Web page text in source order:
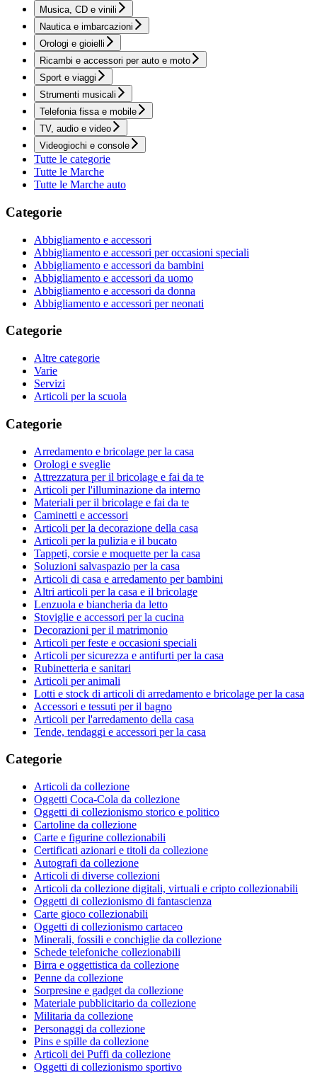
Musica, CD e vinili
Nautica e imbarcazioni
Orologi e gioielli
Ricambi e accessori per auto e moto
Sport e viaggi
Strumenti musicali
Telefonia fissa e mobile
TV, audio e video
Videogiochi e console
Tutte le categorie
Tutte le Marche
Tutte le Marche auto
Categorie
Abbigliamento e accessori
Abbigliamento e accessori per occasioni speciali
Abbigliamento e accessori da bambini
Abbigliamento e accessori da uomo
Abbigliamento e accessori da donna
Abbigliamento e accessori per neonati
Categorie
Altre categorie
Varie
Servizi
Articoli per la scuola
Categorie
Arredamento e bricolage per la casa
Orologi e sveglie
Attrezzatura per il bricolage e fai da te
Articoli per l'illuminazione da interno
Materiali per il bricolage e fai da te
Caminetti e accessori
Articoli per la decorazione della casa
Articoli per la pulizia e il bucato
Tappeti, corsie e moquette per la casa
Soluzioni salvaspazio per la casa
Articoli di casa e arredamento per bambini
Altri articoli per la casa e il bricolage
Lenzuola e biancheria da letto
Stoviglie e accessori per la cucina
Decorazioni per il matrimonio
Articoli per feste e occasioni speciali
Articoli per sicurezza e antifurti per la casa
Rubinetteria e sanitari
Articoli per animali
Lotti e stock di articoli di arredamento e bricolage per la casa
Accessori e tessuti per il bagno
Articoli per l'arredamento della casa
Tende, tendaggi e accessori per la casa
Categorie
Articoli da collezione
Oggetti Coca-Cola da collezione
Oggetti di collezionismo storico e politico
Cartoline da collezione
Carte e figurine collezionabili
Certificati azionari e titoli da collezione
Autografi da collezione
Articoli di diverse collezioni
Articoli da collezione digitali, virtuali e cripto collezionabili
Oggetti di collezionismo di fantascienza
Carte gioco collezionabili
Oggetti di collezionismo cartaceo
Minerali, fossili e conchiglie da collezione
Schede telefoniche collezionabili
Birra e oggettistica da collezione
Penne da collezione
Sorpresine e gadget da collezione
Materiale pubblicitario da collezione
Militaria da collezione
Personaggi da collezione
Pins e spille da collezione
Articoli dei Puffi da collezione
Oggetti di collezionismo sportivo